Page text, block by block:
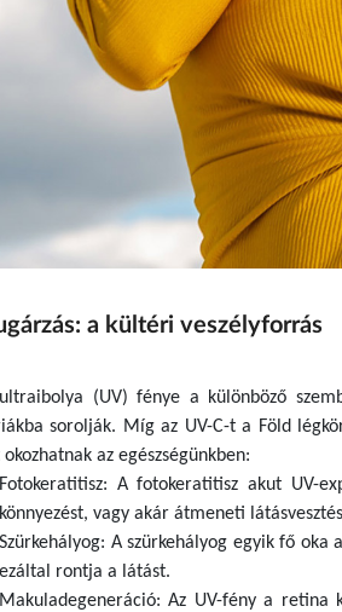
a kültéri veszélyforrás
(UV) fénye a különböző
sorolják. Míg az UV-C-t a Föld
az egészségünkben:
Fotokeratitisz: A fotokeratitisz akut UV-
könnyezést, vagy akár átmeneti
Szürkehályog: A szürkehályog egyik fő
ezáltal rontja a látást.
Makuladegeneráció: Az UV-fény a retina